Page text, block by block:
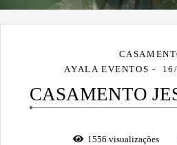
AYALA EVENTOS
CASAMENTO
1556 visualizações